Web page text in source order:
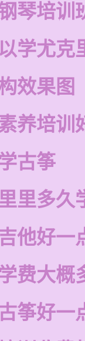
琴培训
学尤克
效果图
养培训
古筝
里多久
他好一
费大概
筝好一